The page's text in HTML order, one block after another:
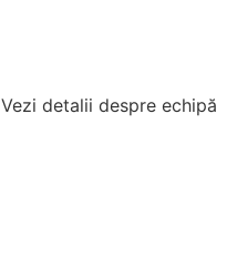
Vezi detalii despre echipă